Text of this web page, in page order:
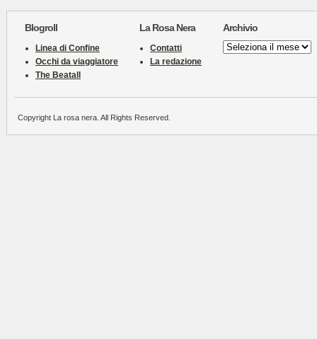
Blogroll
Linea di Confine
Occhi da viaggiatore
The Beatall
La Rosa Nera
Contatti
La redazione
Archivio
Archivio
Copyright La rosa nera. All Rights Reserved.